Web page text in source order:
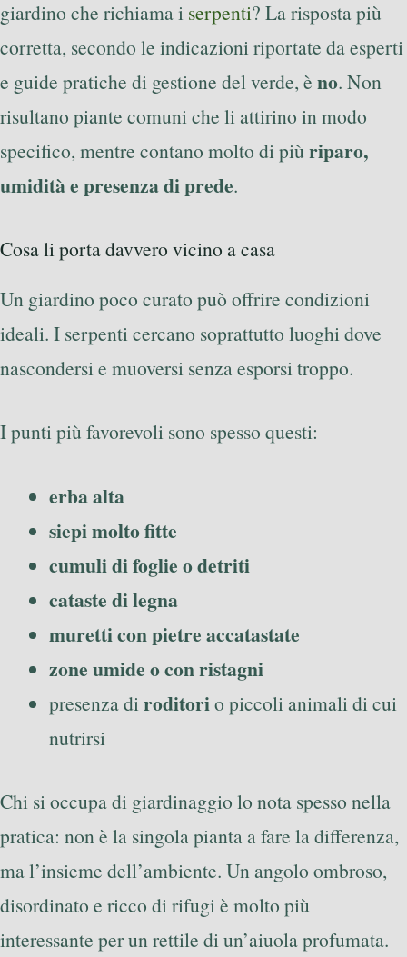
giardino che richiama i serpenti? La risposta più
corretta, secondo le indicazioni riportate da esperti
e guide pratiche di gestione del verde, è no. Non
risultano piante comuni che li attirino in modo
specifico, mentre contano molto di più riparo,
umidità e presenza di prede.
Cosa li porta davvero vicino a casa
Un giardino poco curato può offrire condizioni
ideali. I serpenti cercano soprattutto luoghi dove
nascondersi e muoversi senza esporsi troppo.
I punti più favorevoli sono spesso questi:
erba alta
siepi molto fitte
cumuli di foglie o detriti
cataste di legna
muretti con pietre accatastate
zone umide o con ristagni
presenza di roditorio piccoli animali di cui
nutrirsi
Chi si occupa di giardinaggio lo nota spesso nella
pratica: non è la singola pianta a fare la differenza,
ma l’insieme dell’ambiente. Un angolo ombroso,
disordinato e ricco di rifugi è molto più
interessante per un rettile di un’aiuola profumata.